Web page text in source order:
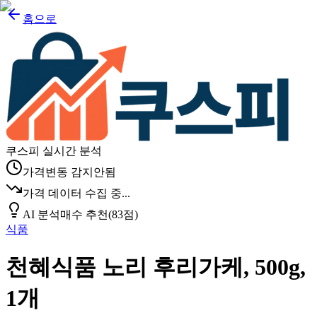
홈으로
쿠스피 실시간 분석
가격변동 감지안됨
가격 데이터 수집 중...
AI 분석매수 추천(83점)
식품
천혜식품 노리 후리가케, 500g,
1개